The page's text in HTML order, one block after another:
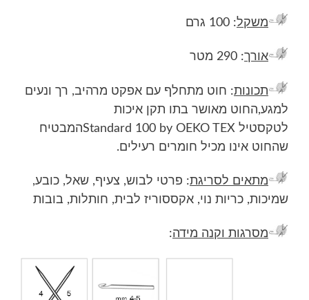
משקל: 100 גרם
אורך: 290 מטר
תכונות: חוט מתחלף עם אפקט מרהיב, רך ונעים
למגע,החוט מאושר בתו תקן איכות
לטקסטיל Standard 100 by OEKO TEXהמבטיח
שהחוט אינו מכיל חומרים רעילים.
מתאים לסריגת: פרטי לבוש, צעיף, שאל, כובע,
שמיכות, כריות נוי, אקססוריז לבית, חותלות, בובות
מסרגות וקנה מידה: